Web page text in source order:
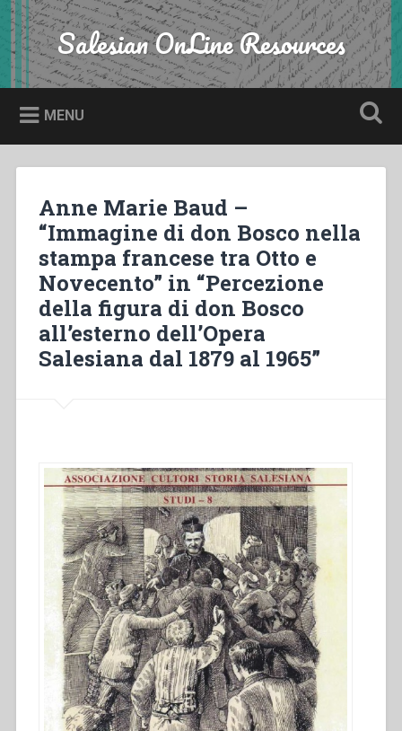
Skip
to
content
Search Salesian OnLine Resources
MENU
Anne Marie Baud –
“Immagine di don Bosco nella
stampa francese tra Otto e
Novecento” in “Percezione
della figura di don Bosco
all’esterno dell’Opera
Salesiana dal 1879 al 1965”